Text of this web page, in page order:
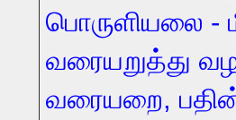
பொருளியலை -
வரையறுத்து
வரையறை,